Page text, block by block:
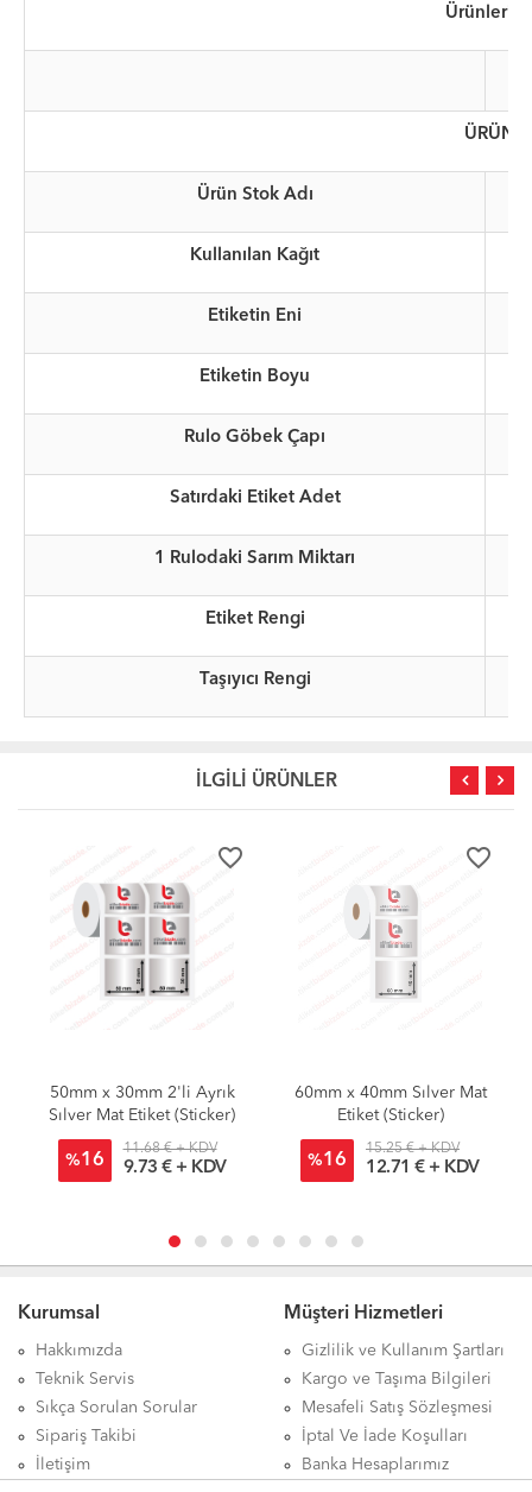
ÜRÜN
Ürün Stok Adı
Kullanılan Kağıt
Etiketin Eni
Etiketin Boyu
Rulo Göbek Çapı
Satırdaki Etiket Adet
1 Rulodaki Sarım Miktarı
Etiket Rengi
Taşıyıcı Rengi
İLGİLİ ÜRÜNLER
favorite_border
50mm x 30mm 2'li Ayrık
Sılver Mat Etiket (Sticker)
%16
11.68 € + KDV
9.73 € + KDV
favorite_border
60mm x 40mm Sılver Mat
Etiket (Sticker)
%16
15.25 € + KDV
12.71 € + KDV
Kurumsal
Hakkımızda
Teknik Servis
Sıkça Sorulan Sorular
Sipariş Takibi
İletişim
Müşteri Hizmetleri
Gizlilik ve Kullanım Şartları
Kargo ve Taşıma Bilgileri
Mesafeli Satış Sözleşmesi
İptal Ve İade Koşulları
Banka Hesaplarımız